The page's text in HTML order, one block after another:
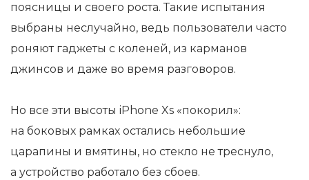
поясницы и своего роста. Такие испытания
выбраны неслучайно, ведь пользователи часто
роняют гаджеты с коленей, из карманов
джинсов и даже во время разговоров.
Но все эти высоты iPhone Xs «покорил»:
на боковых рамках остались небольшие
царапины и вмятины, но стекло не треснуло,
а устройство работало без сбоев.